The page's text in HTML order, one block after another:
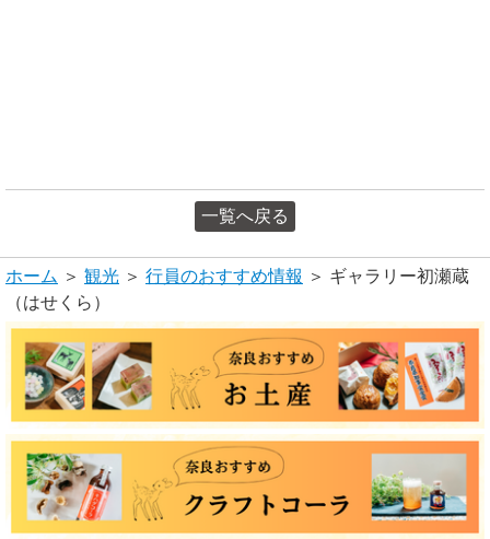
一覧へ戻る
ホーム ＞ 観光 ＞ 行員のおすすめ情報 ＞ ギャラリー初瀬蔵
（はせくら）